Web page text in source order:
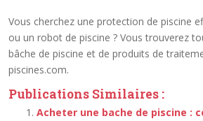
Vous cherchez une protection de piscine
ou un robot de piscine ? Vous trouverez
bâche de piscine et de produits de
piscines.com.
Publications Similaires :
Acheter une bache de piscine :